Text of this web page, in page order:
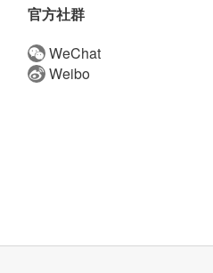
官方社群
WeChat
Weibo